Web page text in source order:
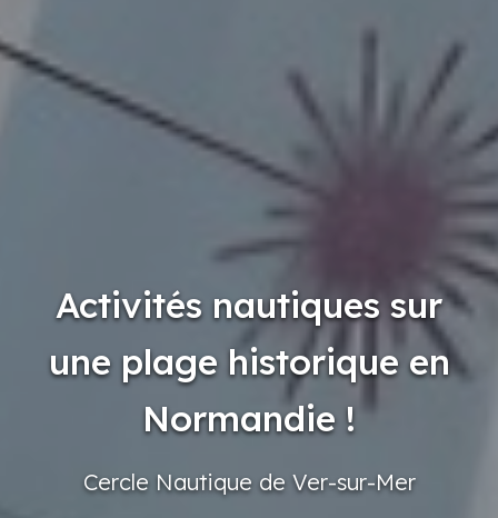
Activités nautiques sur
une plage historique en
Normandie !
Cercle Nautique de Ver-sur-Mer